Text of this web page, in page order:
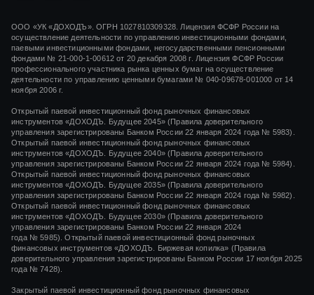
ООО «УК «ДОХОДЪ». ОГРН 1027810309328. Лицензия ФСФР России на
осуществление деятельности по управлению инвестиционными фондами,
паевыми инвестиционными фондами, негосударственными пенсионными
фондами № 21-000-1-00612 от 20 декабря 2008 г. Лицензия ФСФР России
профессионального участника рынка ценных бумаг на осуществление
деятельности по управлению ценными бумагами № 040-09678-001000 от 14
ноября 2006 г.
Открытый паевой инвестиционный фонд рыночных финансовых
инструментов «ДОХОДЪ. Будущее 2045» (Правила доверительного
управления зарегистрированы Банком России 22 января 2024 года № 5983).
Открытый паевой инвестиционный фонд рыночных финансовых
инструментов «ДОХОДЪ. Будущее 2040» (Правила доверительного
управления зарегистрированы Банком России 22 января 2024 года № 5984).
Открытый паевой инвестиционный фонд рыночных финансовых
инструментов «ДОХОДЪ. Будущее 2035» (Правила доверительного
управления зарегистрированы Банком России 22 января 2024 года № 5982).
Открытый паевой инвестиционный фонд рыночных финансовых
инструментов «ДОХОДЪ. Будущее 2030» (Правила доверительного
управления зарегистрированы Банком России 22 января 2024
года № 5985). Открытый паевой инвестиционный фонд рыночных
финансовых инструментов «ДОХОДЪ. Биржевая копилка» (Правила
доверительного управления зарегистрированы Банком России 17 ноября 2025
года № 7428).
Закрытый паевой инвестиционный фонд рыночных финансовых